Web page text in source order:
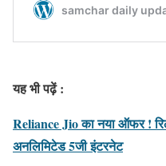
यह भी पढ़ें :
Reliance Jio का नया ऑफर !
अनलिमिटेड 5जी इंटरनेट